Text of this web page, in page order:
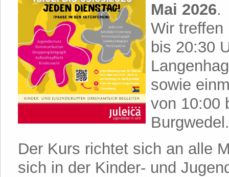
Mai 2026.
Wir treffen
bis 20:30
sowie
von 10:00
Burgwedel.
Der Kurs richtet sich an alle
sich in der Kinder- und